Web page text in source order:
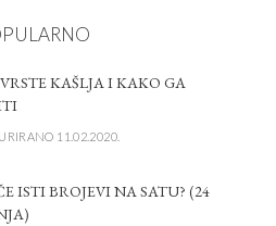
KAŠLJA I KAKO GA
11.02.2020.
ISTI BROJEVI NA SATU? (24